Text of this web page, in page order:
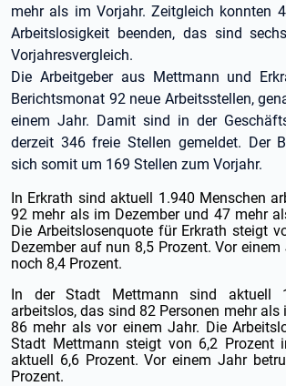
mehr als im Vorjahr. Zeitgleich konnten
Arbeitslosigkeit beenden, das sind
Vorjahresvergleich.
Die Arbeitgeber aus Mettmann und
Berichtsmonat 92 neue Arbeitsstellen,
einem Jahr. Damit sind in der
derzeit 346 freie Stellen gemeldet. Der
sich somit um 169 Stellen zum Vorjahr.
In Erkrath sind aktuell 1.940 Menschen
92 mehr als im Dezember und 47 mehr
Die Arbeitslosenquote für Erkrath steigt
Dezember auf nun 8,5 Prozent. Vor
noch 8,4 Prozent.
In der Stadt Mettmann sind aktuell
arbeitslos, das sind 82 Personen mehr als
86 mehr als vor einem Jahr. Die
Stadt Mettmann steigt von 6,2 Prozent
aktuell 6,6 Prozent. Vor einem Jahr
Prozent.